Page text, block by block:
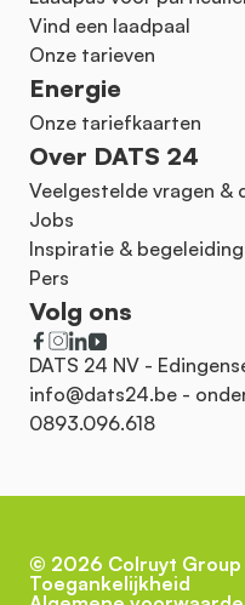
Vind een laadpaal
Onze tarieven
Energie
Onze tariefkaarten
Over DATS 24
Veelgestelde vragen &
Jobs
Inspiratie & begeleiding
Pers
Volg ons
DATS 24 NV -
info@dats24.be -
0893.096.618
© 2026 Colruyt Group
Toegankelijkheid